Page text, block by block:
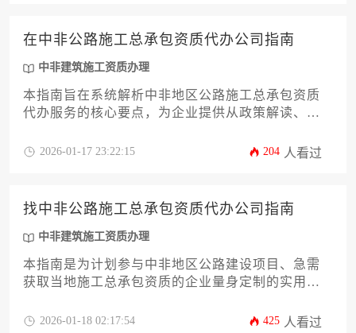
务能显著降低时间成本与操作难度。
在中非公路施工总承包资质代办公司指南
中非建筑施工资质办理
本指南旨在系统解析中非地区公路施工总承包资质
代办服务的核心要点，为企业提供从政策解读、公
队高效合规开拓非洲基建市场。
2026-01-17 23:22:15 204 人看过
找中非公路施工总承包资质代办公司指南
中非建筑施工资质办理
本指南是为计划参与中非地区公路建设项目、急需
获取当地施工总承包资质的企业量身定制的实用手
可靠的资质代办服务公司，从而规避风险，确保项
2026-01-18 02:17:54 425 人看过